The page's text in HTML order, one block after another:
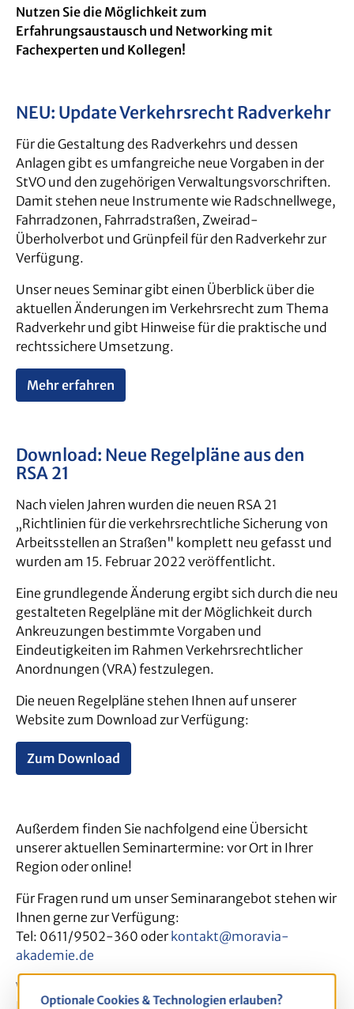
Nutzen Sie die Möglichkeit zum
Erfahrungsaustausch und Networking mit
Fachexperten und Kollegen!
NEU: Update Verkehrsrecht Radverkehr
Für die Gestaltung des Radverkehrs und dessen
Anlagen gibt es umfangreiche neue Vorgaben in der
StVO und den zugehörigen Verwaltungsvorschriften.
Damit stehen neue Instrumente wie Radschnellwege,
Fahrradzonen, Fahrradstraßen, Zweirad-
Überholverbot und Grünpfeil für den Radverkehr zur
Verfügung.
Unser neues Seminar gibt einen Überblick über die
aktuellen Änderungen im Verkehrsrecht zum Thema
Radverkehr und gibt Hinweise für die praktische und
rechtssichere Umsetzung.
Mehr erfahren
Download: Neue Regelpläne aus den
RSA 21
Nach vielen Jahren wurden die neuen RSA 21
„Richtlinien für die verkehrsrechtliche Sicherung von
Arbeitsstellen an Straßen" komplett neu gefasst und
wurden am 15. Februar 2022 veröffentlicht.
Eine grundlegende Änderung ergibt sich durch die neu
gestalteten Regelpläne mit der Möglichkeit durch
Ankreuzungen bestimmte Vorgaben und
Eindeutigkeiten im Rahmen Verkehrsrechtlicher
Anordnungen (VRA) festzulegen.
Die neuen Regelpläne stehen Ihnen auf unserer
Website zum Download zur Verfügung:
Zum Download
Außerdem finden Sie nachfolgend eine Übersicht
unserer aktuellen Seminartermine: vor Ort in Ihrer
Region oder online!
Für Fragen rund um unser Seminarangebot stehen wir
Ihnen gerne zur Verfügung:
Tel: 0611/9502-360 oder kontakt@moravia-
akademie.de
Wir freuen uns auf Sie!
Optionale Cookies & Technologien erlauben?